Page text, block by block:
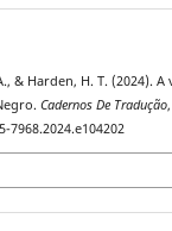
& Harden, H. T. (2024).
Cadernos De Tradução,